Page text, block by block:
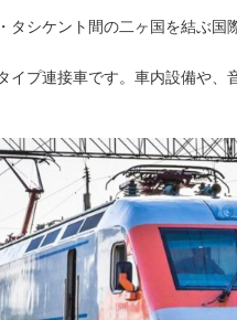
タシケント間の二ヶ国を結ぶ国
イプ連接車です。車内設備や、